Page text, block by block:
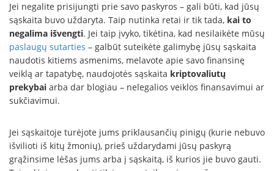
Jei negalite prisijungti prie savo paskyros – gali būti, kad jūsų
sąskaita buvo uždaryta. Taip nutinka retai ir tik tada, kai to
negalima išvengti. Jei taip įvyko, tikėtina, kad nesilaikėte mūsų
paslaugų sutarties – galbūt suteikėte galimybę jūsų sąskaita
naudotis kitiems asmenims, melavote apie savo finansinę
veiklą ar tapatybę, naudojotės sąskaita kriptovaliutų
prekybai arba dar blogiau – nelegalios veiklos finansavimui ar
sukčiavimui.
Jei sąskaitoje turėjote jums priklausančių pinigų (kurie nebuvo
išvilioti iš kitų žmonių), prieš uždarydami jūsų paskyrą
grąžinsime lėšas jums arba į sąskaitą, iš kurios jie buvo gauti.